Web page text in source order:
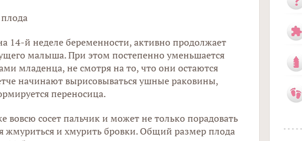
14-й неделе беременности, активно продолжает
малыша. При этом постепенно уменьшается
младенца, не смотря на то, что они остаются
начинают вырисовываться ушные раковины,
переносица.
вовсю сосет пальчик и может не только порадовать
жмуриться и хмурить бровки. Общий размер плода